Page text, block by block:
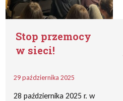
Stop przemocy
w sieci!
29 października 2025
28 października 2025 r. w